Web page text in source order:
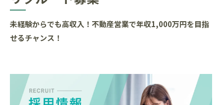
未経験からでも高収入！不動産営業で年収1,000万円を目指
せるチャンス！